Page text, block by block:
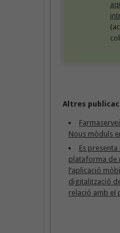
Altres
Nous mòduls
Es presenta
plataforma de
l’aplicació
digitalització
relació amb el